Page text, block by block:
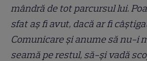
mândră de tot parcursul lui.
sfat aș fi avut, dacă ar fi
Comunicare și anume să nu-i
seamă pe restul, să-și vadă